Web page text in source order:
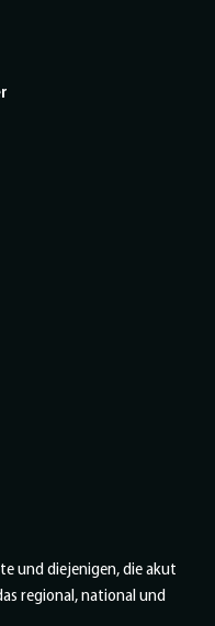
und diejenigen, die akut
regional, national und